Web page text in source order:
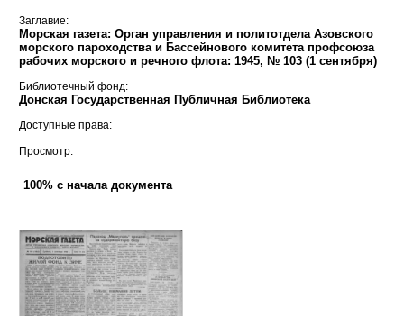
Заглавие:
Морская газета: Орган управления и политотдела Азовского
морского пароходства и Бассейнового комитета профсоюза
рабочих морского и речного флота: 1945, № 103 (1 сентября)
Библиотечный фонд:
Донская Государственная Публичная Библиотека
Доступные права:
Просмотр:
100% с начала документа